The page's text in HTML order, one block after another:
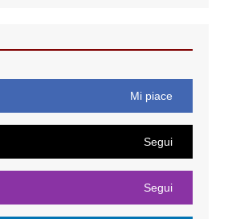
Mi piace
Segui
Segui